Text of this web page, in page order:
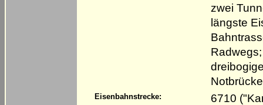
zwei
längste
Eisenbahnstrecke:
6710